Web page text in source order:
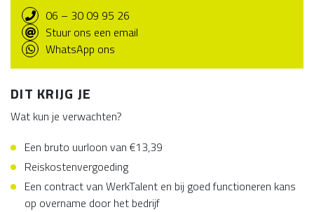
06 – 30 09 95 26
Stuur ons een email
WhatsApp ons
DIT KRIJG JE
Wat kun je verwachten?
Een bruto uurloon van €13,39
Reiskostenvergoeding
Een contract van WerkTalent en bij goed functioneren kans
op overname door het bedrijf